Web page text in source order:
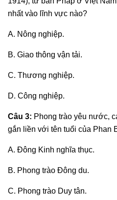
nhất vào lĩnh vực nào?
A. Nông nghiệp.
B. Giao thông vận tải.
C. Thương nghiệp.
D. Công nghiệp.
Câu 3: Phong trào yêu nước,
gắn liền với tên tuổi của Phan
A. Đông Kinh nghĩa thục.
B. Phong trào Đông du.
C. Phong trào Duy tân.